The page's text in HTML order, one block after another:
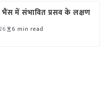
भैंस में संभावित प्रसव के लक्षण
6 min read